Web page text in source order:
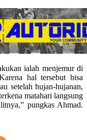
ialah menjemur di
hal tersebut bisa
setelah hujan-hujanan,
matahari langsung
pungkas Ahmad.